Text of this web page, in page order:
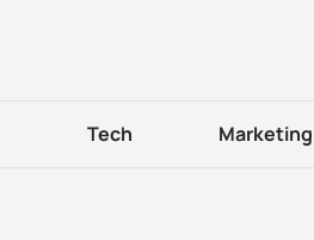
Tech Marketing